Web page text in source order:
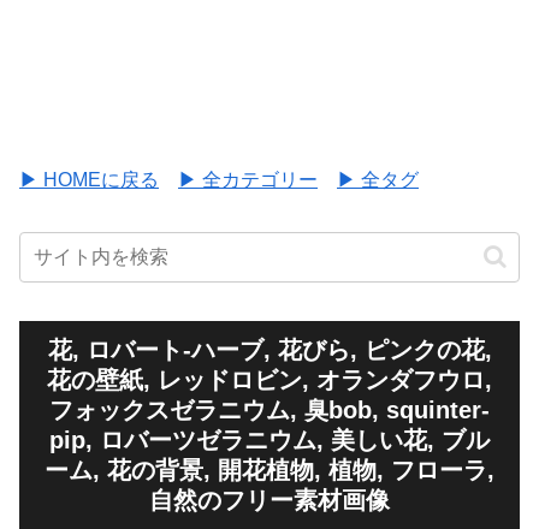
▶ HOMEに戻る ▶ 全カテゴリー ▶ 全タグ
花, ロバート-ハーブ, 花びら, ピンクの花,
花の壁紙, レッドロビン, オランダフウロ,
フォックスゼラニウム, 臭bob, squinter-
pip, ロバーツゼラニウム, 美しい花, ブル
ーム, 花の背景, 開花植物, 植物, フローラ,
自然のフリー素材画像